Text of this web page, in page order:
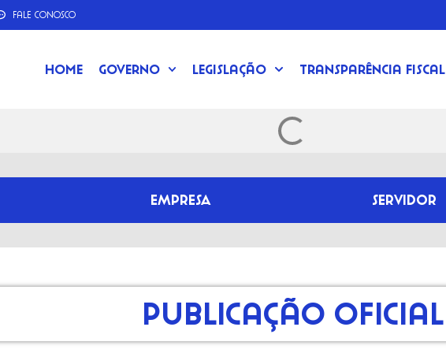
Fale Conosco
Home Governo Legislação Transparência Fiscal
EMPRESA SERVIDOR
Publicação Oficial